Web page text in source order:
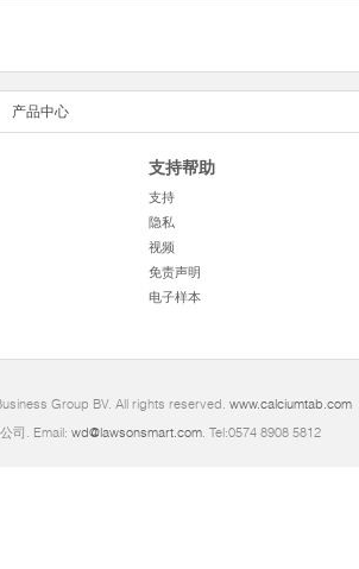
产品中心
支持帮助
支持
隐私
视频
免责声明
电子样本
Group BV. All rights reserved. www.calciumtab.com
司. Email: wd@lawsonsmart.com. Tel:0574 8908 5812